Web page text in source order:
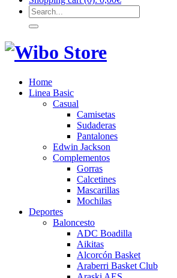
Home
Linea Basic
Casual
Camisetas
Sudaderas
Pantalones
Edwin Jackson
Complementos
Gorras
Calcetines
Mascarillas
Mochilas
Deportes
Baloncesto
ADC Boadilla
Aikitas
Alcorcón Basket
Araberri Basket Club